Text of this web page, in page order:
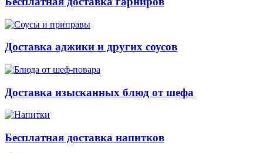
Доставка аджики и других соусов
Доставка изысканных блюд от шефа
Бесплатная доставка напитков